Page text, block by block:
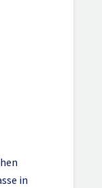
in